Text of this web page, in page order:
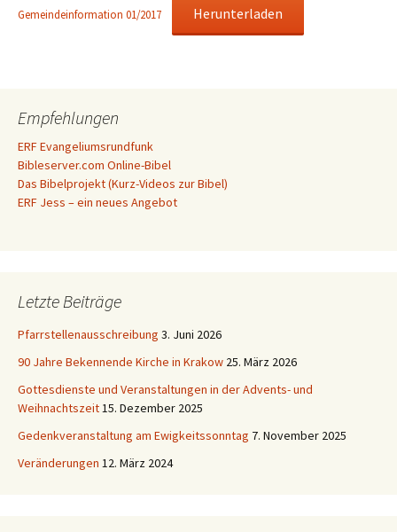
Gemeindeinformation 01/2017 Herunterladen
Empfehlungen
ERF Evangeliumsrundfunk
Bibleserver.com Online-Bibel
Das Bibelprojekt (Kurz-Videos zur Bibel)
ERF Jess – ein neues Angebot
Letzte Beiträge
Pfarrstellenausschreibung 3. Juni 2026
90 Jahre Bekennende Kirche in Krakow 25. März 2026
Gottesdienste und Veranstaltungen in der Advents- und
Weihnachtszeit15. Dezember 2025
Gedenkveranstaltung am Ewigkeitssonntag 7. November 2025
Veränderungen 12. März 2024